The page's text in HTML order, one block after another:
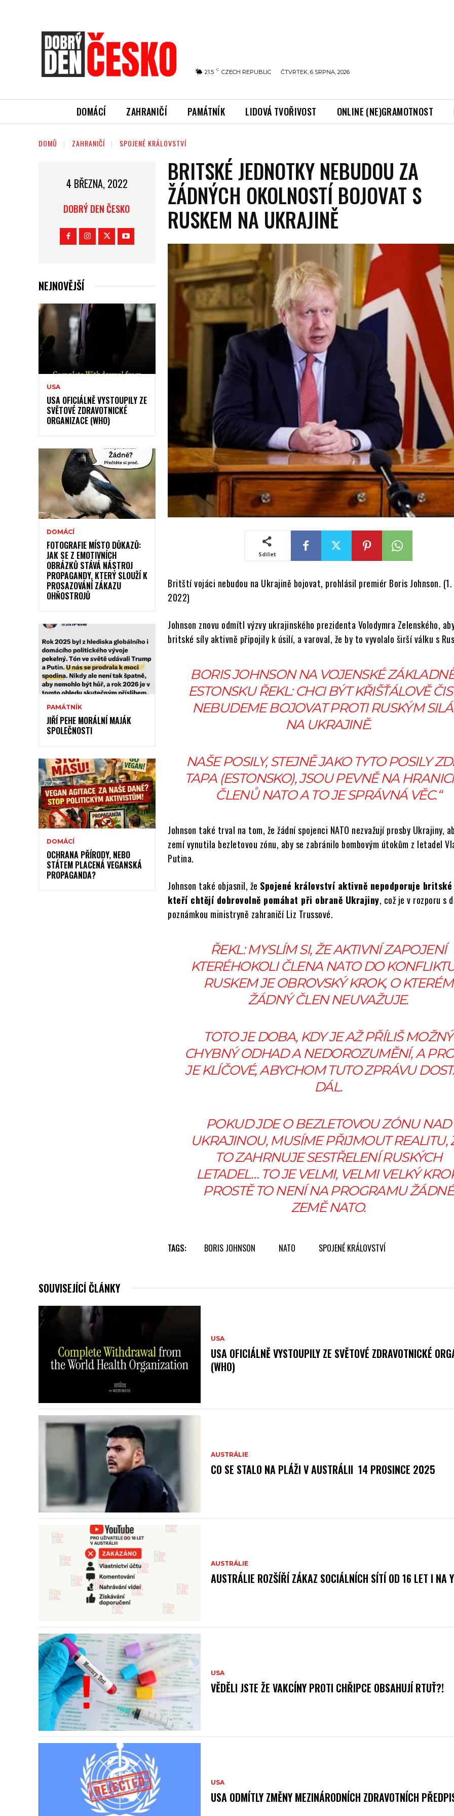
21.5 C CZECH REPUBLIC ČTVRTEK, 6 SRPNA, 2026
DOMÁCÍ ZAHRANIČÍ PAMÁTNÍK LIDOVÁ TVOŘIVOST ONLINE (NE)GRAMOTNOST
DOMŮ ZAHRANIČÍ SPOJENÉ KRÁLOVSTVÍ
4 BŘEZNA, 2022
DOBRÝ DEN ČESKO
NEJNOVĚJŠÍ
USA
USA OFICIÁLNĚ VYSTOUPILY ZE
SVĚTOVÉ ZDRAVOTNICKÉ
ORGANIZACE (WHO)
DOMÁCÍ
FOTOGRAFIE MÍSTO DŮKAZŮ:
JAK SE Z EMOTIVNÍCH
OBRÁZKŮ STÁVÁ NÁSTROJ
PROPAGANDY, KTERÝ SLOUŽÍ K
PROSAZOVÁNÍ ZÁKAZU
OHŇOSTROJŮ
PAMÁTNÍK
JIŘÍ PEHE MORÁLNÍ MAJÁK
SPOLEČNOSTI
DOMÁCÍ
OCHRANA PŘÍRODY, NEBO
STÁTEM PLACENÁ VEGANSKÁ
PROPAGANDA?
BRITSKÉ JEDNOTKY NEBUDOU ZA
ŽÁDNÝCH OKOLNOSTÍ BOJOVAT S
RUSKEM NA UKRAJINĚ
Sdílet
Britští vojáci nebudou na Ukrajině bojovat, prohlásil premiér Boris Johnson. (1.
2022)
Johnson znovu odmítl výzvy ukrajinského prezidenta Volodymra Zelenského,
britské síly aktivně připojily k úsilí, a varoval, že by to vyvolalo širší válku s
BORIS JOHNSON NA VOJENSKÉ
ESTONSKU ŘEKL: CHCI BÝT KŘIŠŤÁLOVĚ
NEBUDEME BOJOVAT PROTI RUSKÝM
NA UKRAJINĚ.
NAŠE POSILY, STEJNĚ JAKO TYTO POSILY
TAPA (ESTONSKO), JSOU PEVNĚ NA
ČLENŮ NATO A TO JE SPRÁVNÁ VĚC.“
Johnson také trval na tom, že žádní spojenci NATO nezvažují prosby Ukrajiny,
zemí vynutila bezletovou zónu, aby se zabránilo bombovým útokům z letadel
Putina.
Johnson také objasnil, že Spojené království aktivně nepodporuje britské
kteří chtějí dobrovolně pomáhat při obraně Ukrajiny, což je v rozporu s
poznámkou ministryně zahraničí Liz Trussové.
ŘEKL: MYSLÍM SI, ŽE AKTIVNÍ ZAPOJENÍ
KTERÉHOKOLI ČLENA NATO DO
RUSKEM JE OBROVSKÝ KROK, O KTERÉM
ŽÁDNÝ ČLEN NEUVAŽUJE.
TOTO JE DOBA, KDY JE AŽ PŘÍLIŠ MOŽNÝ
CHYBNÝ ODHAD A NEDOROZUMĚNÍ, A
JE KLÍČOVÉ, ABYCHOM TUTO ZPRÁVU
DÁL.
POKUD JDE O BEZLETOVOU ZÓNU NAD
UKRAJINOU, MUSÍME PŘIJMOUT REALITU,
TO ZAHRNUJE SESTŘELENÍ RUSKÝCH
LETADEL… TO JE VELMI, VELMI VELKÝ
PROSTĚ TO NENÍ NA PROGRAMU ŽÁDNÉ
ZEMĚ NATO.
TAGS: BORIS JOHNSON NATO SPOJENÉ KRÁLOVSTVÍ
SOUVISEJÍCÍ ČLÁNKY
USA
USA OFICIÁLNĚ VYSTOUPILY ZE SVĚTOVÉ ZDRAVOTNICKÉ
(WHO)
AUSTRÁLIE
CO SE STALO NA PLÁŽI V AUSTRÁLII 14 PROSINCE 2025
AUSTRÁLIE
AUSTRÁLIE ROZŠÍŘÍ ZÁKAZ SOCIÁLNÍCH SÍTÍ OD 16 LET I NA
USA
VĚDĚLI JSTE ŽE VAKCÍNY PROTI CHŘIPCE OBSAHUJÍ RTUŤ?!
USA
USA ODMÍTLY ZMĚNY MEZINÁRODNÍCH ZDRAVOTNÍCH